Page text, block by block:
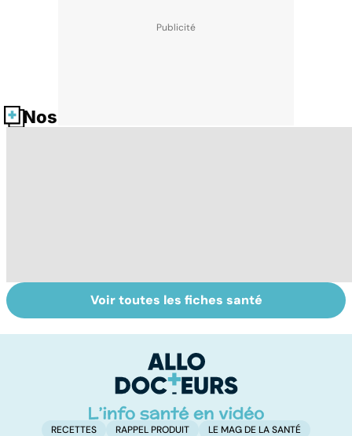
Nos fiches santé
Comment
maîtriser le
Accident
vasculaire
également
touché
Voir toutes les fiches santé
RECETTES RAPPEL PRODUIT LE MAG DE LA SANTÉ